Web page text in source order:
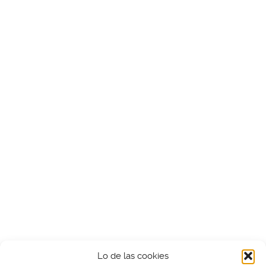
Lo de las cookies